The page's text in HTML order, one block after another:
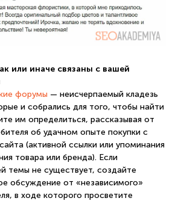
или иначе связаны с вашей
форумы — неисчерпаемый кладезь
и собрались для того, чтобы найти
им определиться, рассказывая от
об удачном опыте покупки с
(активной ссылки или упоминания
товара или бренда). Если
темы не существует, создайте
обсуждение от «независимого»
в ходе которого просветите